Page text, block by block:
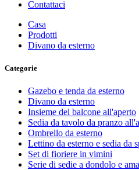
Contattaci
Casa
Prodotti
Divano da esterno
Categorie
Gazebo e tenda da esterno
Divano da esterno
Insieme del balcone all'aperto
Sedia da tavolo da pranzo
Ombrello da esterno
Lettino da esterno e sedia da
Set di fioriere in vimini
Serie di sedie a dondolo e